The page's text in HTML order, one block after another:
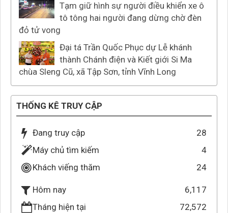
Tạm giữ hình sự người điều khiển xe ô
tô tông hai người đang dừng chờ đèn
đỏ tử vong
Đại tá Trần Quốc Phục dự Lễ khánh
thành Chánh điện và Kiết giới Si Ma
chùa Sleng Cũ, xã Tập Sơn, tỉnh Vĩnh Long
THỐNG KÊ TRUY CẬP
Đang truy cập
28
Máy chủ tìm kiếm
4
Khách viếng thăm
24
Hôm nay
6,117
Tháng hiện tại
72,572